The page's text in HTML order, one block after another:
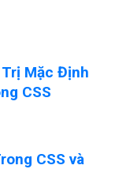
Mặc Định
CSS
CSS và